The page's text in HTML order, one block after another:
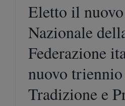
Eletto il
Nazionale
Federazione
nuovo
Tradizione e